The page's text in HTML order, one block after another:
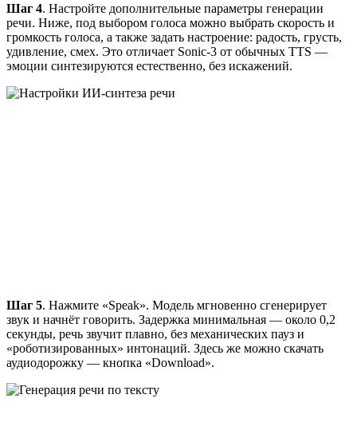
Шаг 4. Настройте дополнительные параметры генерации
речи. Ниже, под выбором голоса можно выбрать скорость и
громкость голоса, а также задать настроение: радость, грусть,
удивление, смех. Это отличает Sonic-3 от обычных TTS —
эмоции синтезируются естественно, без искажений.
Шаг 5. Нажмите «Speak». Модель мгновенно сгенерирует
звук и начнёт говорить. Задержка минимальная — около 0,2
секунды, речь звучит плавно, без механических пауз и
«роботизированных» интонаций. Здесь же можно скачать
аудиодорожку — кнопка «Download».